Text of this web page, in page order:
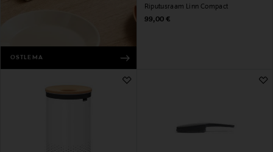
OSTLEMA
Riputusraam Linn Compact
Original Price
99,00 €